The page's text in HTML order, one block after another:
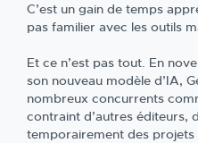
C’est un gain de temps
pas familier avec les outils
Et ce n’est pas tout. En
son nouveau modèle d’IA,
nombreux concurrents
contraint d’autres éditeurs,
temporairement des projets